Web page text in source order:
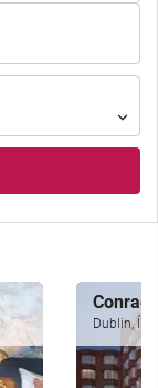
Conrad
Dublin,